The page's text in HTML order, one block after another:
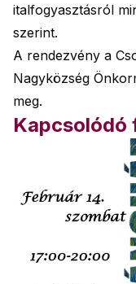
italfogyasztásról
szerint.
A rendezvény a
Nagyközség
meg.
Kapcsolódó